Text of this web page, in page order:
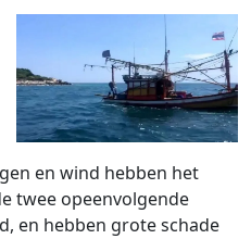
en wind hebben het
twee opeenvolgende
en hebben grote schade